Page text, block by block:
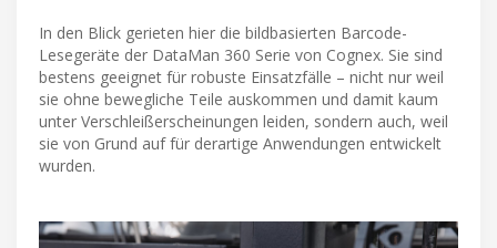
In den Blick gerieten hier die bildbasierten Barcode-
Lesegeräte der DataMan 360 Serie von Cognex. Sie sind
bestens geeignet für robuste Einsatzfälle – nicht nur weil
sie ohne bewegliche Teile auskommen und damit kaum
unter Verschleißerscheinungen leiden, sondern auch, weil
sie von Grund auf für derartige Anwendungen entwickelt
wurden.